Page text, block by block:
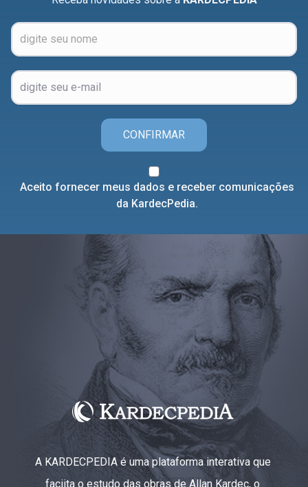
CONFIRMAR
Aceito fornecer meus dados e receber comunicações
da KardecPedia.
A KARDECPEDIA é uma plataforma interativa que
faciita o estudo das obras de Allan Kardec, o